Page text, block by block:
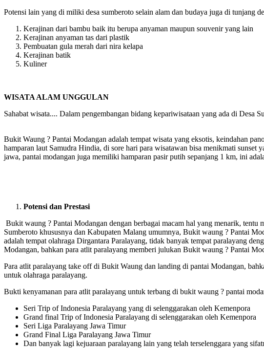
Potensi lain yang di miliki desa sumberoto selain alam dan budaya juga di tunjang
Kerajinan dari bambu baik itu berupa anyaman maupun souvenir yang lain
Kerajinan anyaman tas dari plastik
Pembuatan gula merah dari nira kelapa
Kerajinan batik
Kuliner
WISATA ALAM UNGGULAN
Sahabat wisata.... Dalam pengembangan bidang kepariwisataan yang ada di
Bukit Waung ? Pantai Modangan adalah tempat wisata yang eksotis, keindahan
hamparan laut Samudra Hindia, di sore hari para wisatawan bisa menikmati
jawa, pantai modangan juga memiliki hamparan pasir putih sepanjang 1 km, ini
Potensi dan Prestasi
Bukit waung ? Pantai Modangan dengan berbagai macam hal yang menarik, tentu
Sumberoto khususnya dan Kabupaten Malang umumnya, Bukit waung ? Pantai
adalah tempat olahraga Dirgantara Paralayang, tidak banyak tempat paralayang
Modangan, bahkan para atlit paralayang memberi julukan Bukit waung ? Pantai
Para atlit paralayang take off di Bukit Waung dan landing di pantai Modangan,
untuk olahraga paralayang.
Bukti kenyamanan para atlit paralayang untuk terbang di bukit waung ? pantai
Seri Trip of Indonesia Paralayang yang di selenggarakan oleh Kemenpora
Grand final Trip of Indonesia Paralayang di selenggarakan oleh Kemenpora
Seri Liga Paralayang Jawa Timur
Grand Final Liga Paralayang Jawa Timur
Dan banyak lagi kejuaraan paralayang lain yang telah terselenggara yang